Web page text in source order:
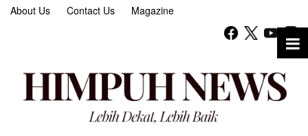
About Us Contact Us Magazine